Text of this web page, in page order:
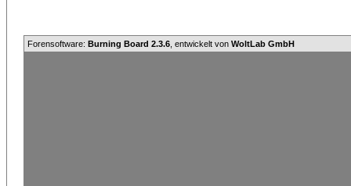
Forensoftware: Burning Board 2.3.6 , entwickelt von WoltLab GmbH